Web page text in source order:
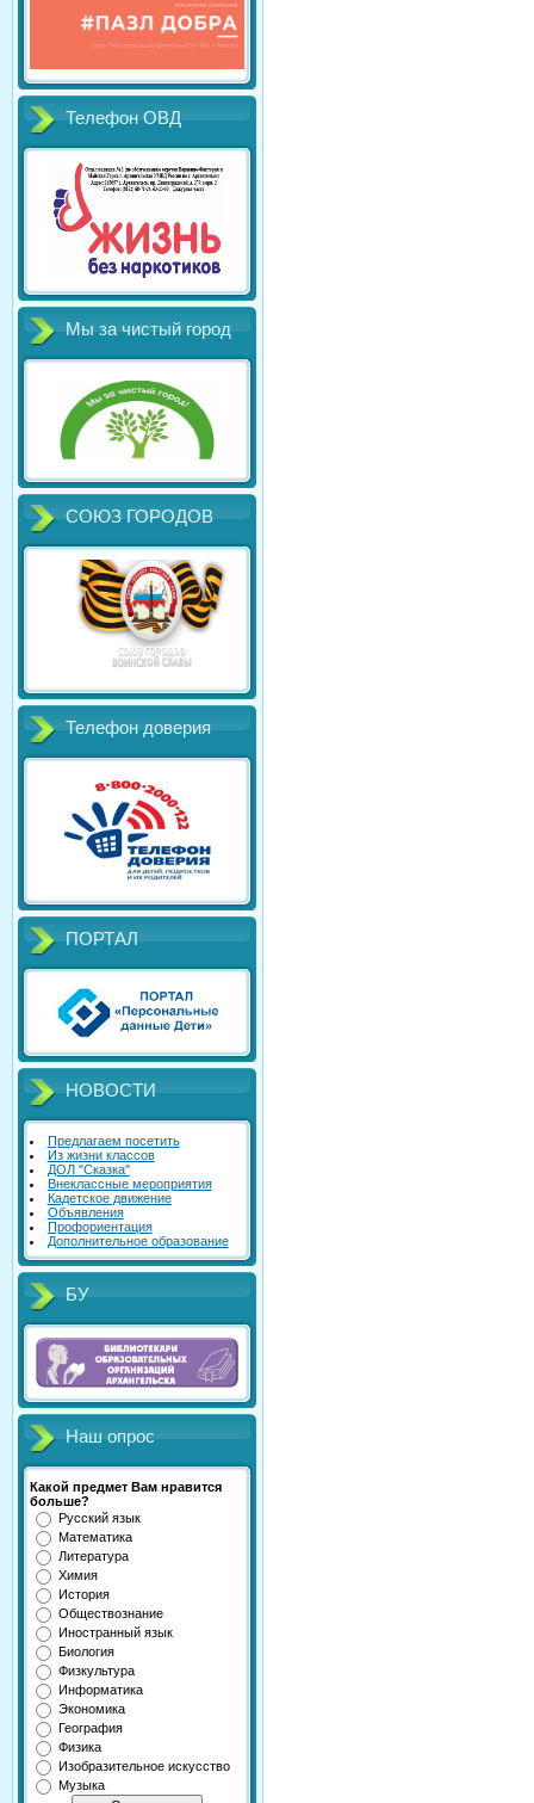
Телефон ОВД
Мы за чистый город
СОЮЗ ГОРОДОВ
Телефон доверия
ПОРТАЛ
НОВОСТИ
Предлагаем посетить
Из жизни классов
ДОЛ "Сказка"
Внеклассные мероприятия
Кадетское движение
Объявления
Профориентация
Дополнительное образование
БУ
Наш опрос
Какой предмет Вам нравится
больше?
Русский язык
Математика
Литература
Химия
История
Обществознание
Иностранный язык
Биология
Физкультура
Информатика
Экономика
География
Физика
Изобразительное искусство
Музыка